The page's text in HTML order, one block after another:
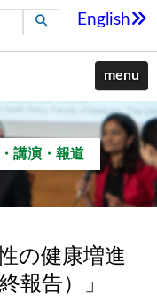
English
menu
講演・報道
の健康増進
報告）」